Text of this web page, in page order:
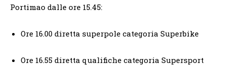
Portimao dalle ore 15.45:
Ore 16.00 diretta superpole categoria Superbike
Ore 16.55 diretta qualifiche categoria Supersport